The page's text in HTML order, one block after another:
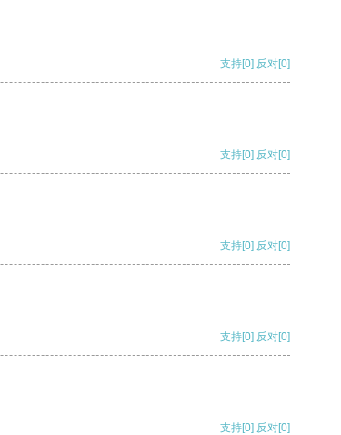
支持[0] 反对[0]
支持[0] 反对[0]
支持[0] 反对[0]
支持[0] 反对[0]
支持[0] 反对[0]